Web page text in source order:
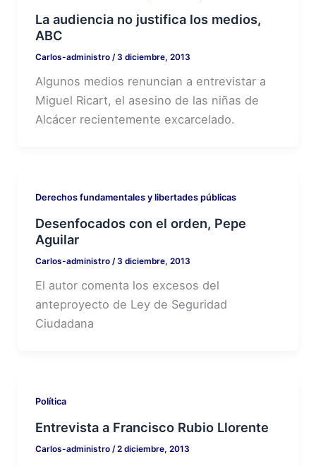
La audiencia no justifica los medios,
ABC
Carlos-administro /3 diciembre, 2013
Algunos medios renuncian a entrevistar a
Miguel Ricart, el asesino de las niñas de
Alcácer recientemente excarcelado.
Derechos fundamentales y libertades públicas
Desenfocados con el orden, Pepe
Aguilar
Carlos-administro /3 diciembre, 2013
El autor comenta los excesos del
anteproyecto de Ley de Seguridad
Ciudadana
Política
Entrevista a Francisco Rubio Llorente
Carlos-administro /2 diciembre, 2013